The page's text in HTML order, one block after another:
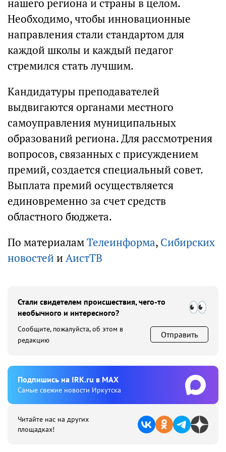
нашего региона и страны в целом.
Необходимо, чтобы инновационные
направления стали стандартом для
каждой школы и каждый педагог
стремился стать лучшим.
Кандидатуры преподавателей
выдвигаются органами местного
самоуправления муниципальных
образований региона. Для рассмотрения
вопросов, связанных с присуждением
премий, создается специальный совет.
Выплата премий осуществляется
единовременно за счет средств
областного бюджета.
По материаламТелеинформа, Сибирских
новостей и АистТВ
Стали свидетелем происшествия, чего-то
необычного и интересного?
Сообщите, пожалуйста, об этом в
редакцию
Отправить
Подпишиcь на IRK.ru в MAX
Cамые свежие новости Иркутска
Читайте нас на других
площадках!